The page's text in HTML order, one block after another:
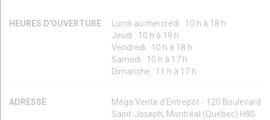
HEURES D'OUVERTURE
Lundi au mercredi : 10 h à 18 h
Jeudi : 10 h à 19 h
Vendredi : 10 h à 18 h
Samedi : 10 h à 17 h
Dimanche : 11 h à 17 h
ADRESSE
Méga Vente d'Entrepôt - 120 Boulevard
Saint-Joseph, Montréal (Québec) H8S